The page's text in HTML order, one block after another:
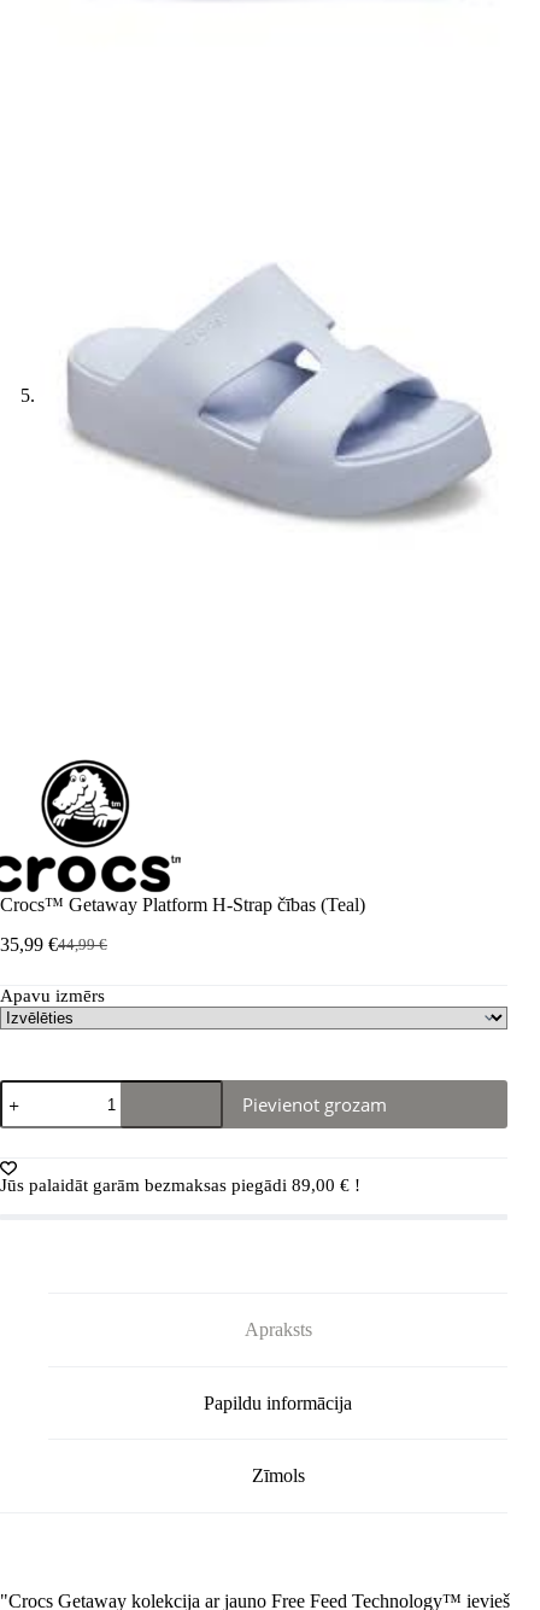
Crocs™ Getaway Platform H-Strap čības (Teal)
44,99€
Sākotnējā
bija:
44,99 €.
35,99 €Pašreizējā
ir:
35,99 €.
Apavu izmērs
Crocs™
Getaway
Platform
Strap
šlepetės
Pievienot grozam
Jūs palaidāt garām bezmaksas piegādi 89,00 € !
Apraksts
Papildu informācija
Zīmols
"Crocs Getaway kolekcija ar jauno Free Feed Technology™ ievieš